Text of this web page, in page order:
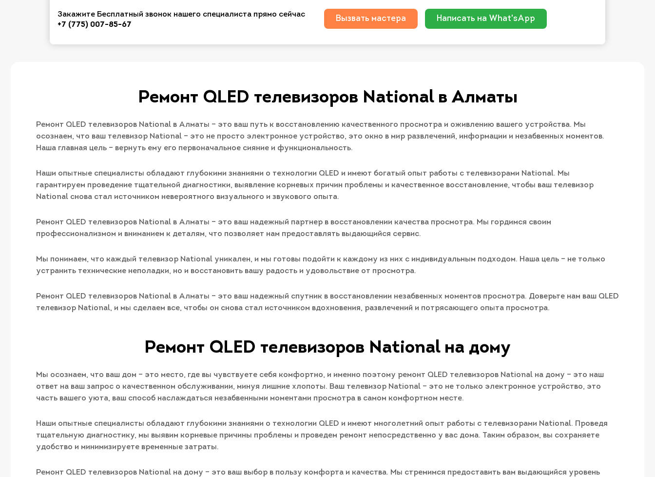
Закажите Бесплатный звонок нашего специалиста прямо сейчас
+7 (775) 007-85-67
Вызвать мастера Написать на What'sApp
Ремонт QLED телевизоров National в Алматы
Ремонт QLED телевизоров National в Алматы – это ваш путь к восстановлению качественного просмотра и оживлению вашего устройства. Мы
осознаем, что ваш телевизор National – это не просто электронное устройство, это окно в мир развлечений, информации и незабвенных моментов.
Наша главная цель – вернуть ему его первоначальное сияние и функциональность.
Наши опытные специалисты обладают глубокими знаниями о технологии QLED и имеют богатый опыт работы с телевизорами National. Мы
гарантируем проведение тщательной диагностики, выявление корневых причин проблемы и качественное восстановление, чтобы ваш телевизор
National снова стал источником невероятного визуального и звукового опыта.
Ремонт QLED телевизоров National в Алматы – это ваш надежный партнер в восстановлении качества просмотра. Мы гордимся своим
профессионализмом и вниманием к деталям, что позволяет нам предоставлять выдающийся сервис.
Мы понимаем, что каждый телевизор National уникален, и мы готовы подойти к каждому из них с индивидуальным подходом. Наша цель – не только
устранить технические неполадки, но и восстановить вашу радость и удовольствие от просмотра.
Ремонт QLED телевизоров National в Алматы – это ваш надежный спутник в восстановлении незабвенных моментов просмотра. Доверьте нам ваш QLED
телевизор National, и мы сделаем все, чтобы он снова стал источником вдохновения, развлечений и потрясающего опыта просмотра.
Ремонт QLED телевизоров National на дому
Мы осознаем, что ваш дом – это место, где вы чувствуете себя комфортно, и именно поэтому ремонт QLED телевизоров National на дому – это наш
ответ на ваш запрос о качественном обслуживании, минуя лишние хлопоты. Ваш телевизор National – это не только электронное устройство, это
часть вашего уюта, ваш способ наслаждаться незабвенными моментами просмотра в самом комфортном месте.
Наши опытные специалисты обладают глубокими знаниями о технологии QLED и имеют многолетний опыт работы с телевизорами National. Проведя
тщательную диагностику, мы выявим корневые причины проблемы и проведем ремонт непосредственно у вас дома. Таким образом, вы сохраняете
удобство и минимизируете временные затраты.
Ремонт QLED телевизоров National на дому – это ваш выбор в пользу комфорта и качества. Мы стремимся предоставить вам выдающийся уровень